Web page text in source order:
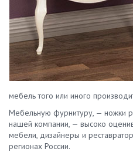
мебель того или иного
Мебельную фурнитуру, — ножки
нашей компании, — высоко
мебели, дизайнеры и
регионах России.